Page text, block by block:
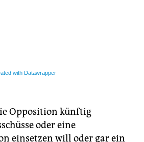
Opposition künftig
oder eine
einsetzen will oder gar ein